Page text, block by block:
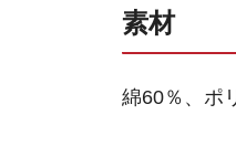
素材
綿60％、ポ